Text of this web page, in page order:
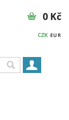
CZK EUR
0 Kč